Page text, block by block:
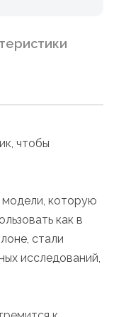
чтобы
которую
как в
стали
исследований,